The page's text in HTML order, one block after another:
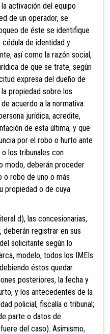
activación del equipo
de un operador, se
de éste se identifique
cédula de identidad y
así como la razón social,
de que se trate, según
expresa del dueño de
propiedad sobre los
acuerdo a la normativa
jurídica, acredite,
de esta última; y que
por el robo o hurto ante
los tribunales con
modo, deberán proceder
o robo de uno o más
propiedad o de cuya
d), las concesionarias,
deberán registrar en sus
solicitante según lo
modelo, todos los IMEIs
éstos quedar
posteriores, la fecha y
y los antecedentes de la
policial, fiscalía o tribunal;
parte o datos de
del caso). Asimismo,